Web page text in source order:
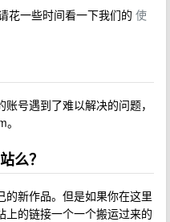
花一些时间看一下我们的 使
号遇到了难以解决的问题，
。
么？
新作品。但是如果你在这里
上的链接一个一个搬运过来的